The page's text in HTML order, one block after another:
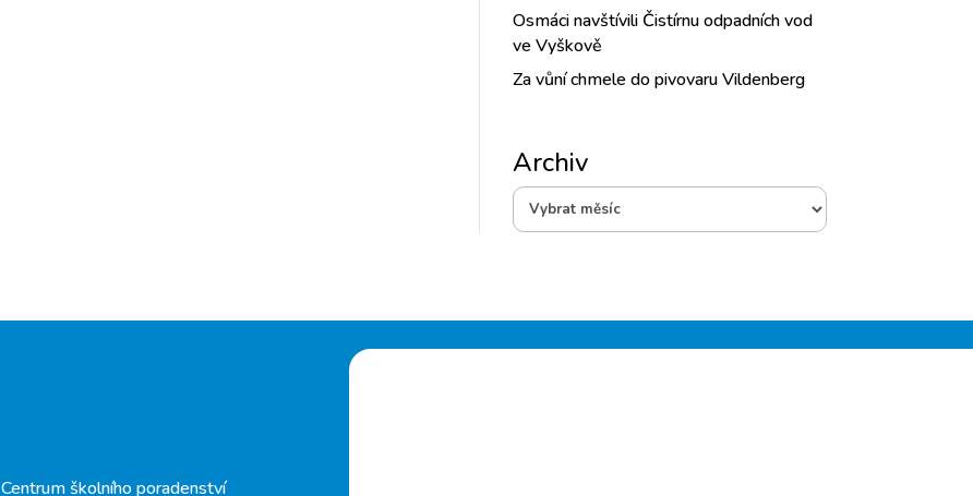
Osmáci navštívili Čistírnu odpadních vod
ve Vyškově
Za vůní chmele do pivovaru Vildenberg
ArchivArchiv
Centrum školního poradenství